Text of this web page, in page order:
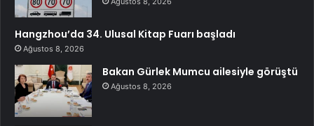
Hangzhou’da 34. Ulusal Kitap Fuarı başladı
Ağustos 8, 2026
Bakan Gürlek Mumcu ailesiyle görüştü
Ağustos 8, 2026